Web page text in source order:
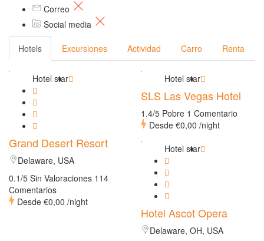
Correo
Social media
Hotels Excursiones Actividad Carro Renta
Hotel star
Grand Desert Resort
Delaware, USA
0.1/5 Sin Valoraciones 114
Comentarios
Desde €0,00 /night
Hotel star
SLS Las Vegas Hotel
1.4/5 Pobre 1 Comentario
Desde €0,00 /night
Hotel star
Hotel Ascot Opera
Delaware, OH, USA